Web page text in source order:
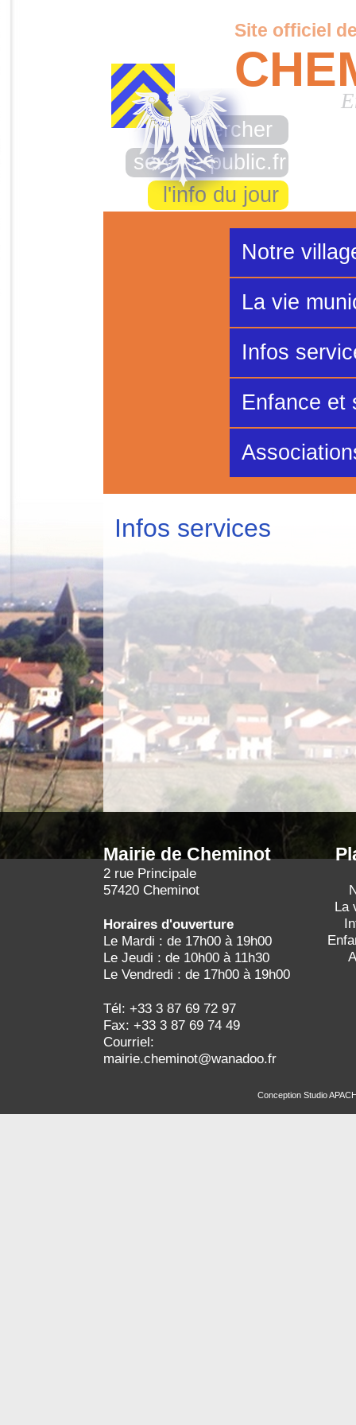
Site officiel
rechercher
service-public.fr
l'info du jour
Notre
La vie
Infos
Enfance et
Infos services
Mairie de Cheminot
2 rue Principale
57420 Cheminot
Horaires d'ouverture
Le Mardi : de 17h00 à 19h00
Le Jeudi : de 10h00 à 11h30
Le Vendredi : de 17h00 à 19h00
Tél: +33 3 87 69 72 97
Fax: +33 3 87 69 74 49
Courriel:
mairie.cheminot@wanadoo.fr
La
Conception Studio